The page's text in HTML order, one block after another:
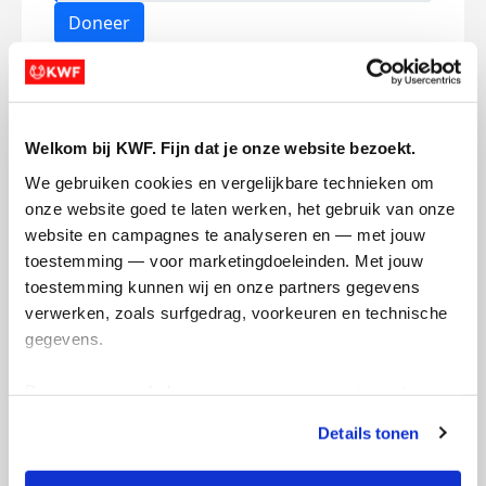
Welkom bij KWF. Fijn dat je onze website bezoekt.
We gebruiken cookies en vergelijkbare technieken om
onze website goed te laten werken, het gebruik van onze
website en campagnes te analyseren en — met jouw
toestemming — voor marketingdoeleinden. Met jouw
toestemming kunnen wij en onze partners gegevens
verwerken, zoals surfgedrag, voorkeuren en technische
gegevens.
tonen. Je kunt je toestemming op elk moment wijzigen of
intrekken via Cookie instellingen onderaan de pagina. De
Details tonen
Doneer